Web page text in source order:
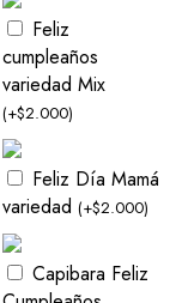
Feliz
cumpleaños
variedad Mix
(+$2.000)
Feliz Día Mamá
variedad (+$2.000)
Capibara Feliz